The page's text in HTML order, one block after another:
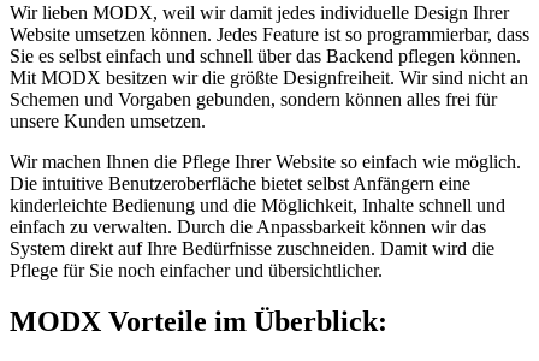
Wir lieben MODX, weil wir damit jedes individuelle Design Ihrer
Website umsetzen können. Jedes Feature ist so programmierbar, dass
Sie es selbst einfach und schnell über das Backend pflegen können.
Mit MODX besitzen wir die größte Designfreiheit. Wir sind nicht an
Schemen und Vorgaben gebunden, sondern können alles frei für
unsere Kunden umsetzen.
Wir machen Ihnen die Pflege Ihrer Website so einfach wie möglich.
Die intuitive Benutzeroberfläche bietet selbst Anfängern eine
kinderleichte Bedienung und die Möglichkeit, Inhalte schnell und
einfach zu verwalten. Durch die Anpassbarkeit können wir das
System direkt auf Ihre Bedürfnisse zuschneiden. Damit wird die
Pflege für Sie noch einfacher und übersichtlicher.
MODX Vorteile im Überblick: